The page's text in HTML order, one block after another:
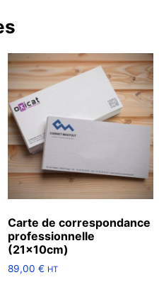
Carte de correspondance
professionnelle
(21x10cm)
89,00 € HT